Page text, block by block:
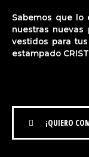
Sabemos que lo
nuestras nuevas
vestidos para
estampado
¡QUIERO